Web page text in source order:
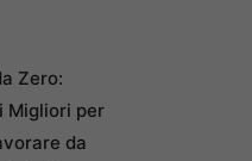
Zero:
Migliori per
da